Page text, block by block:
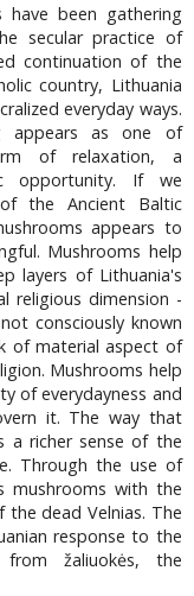
have been gathering
secular practice of
continuation of the
country, Lithuania
everyday ways.
appears as one of
of relaxation, a
opportunity. If we
the Ancient Baltic
appears to
Mushrooms help
layers of Lithuania's
religious dimension -
consciously known
of material aspect of
Mushrooms help
of everydayness and
it. The way that
a richer sense of the
Through the use of
mushrooms with the
dead Velnias. The
response to the
from žaliuokės, the